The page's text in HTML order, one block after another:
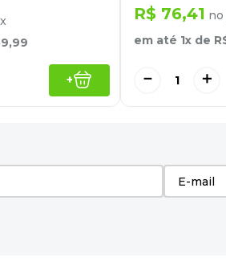
,99
+
R$ 76,41
em até 1x de
＋
－